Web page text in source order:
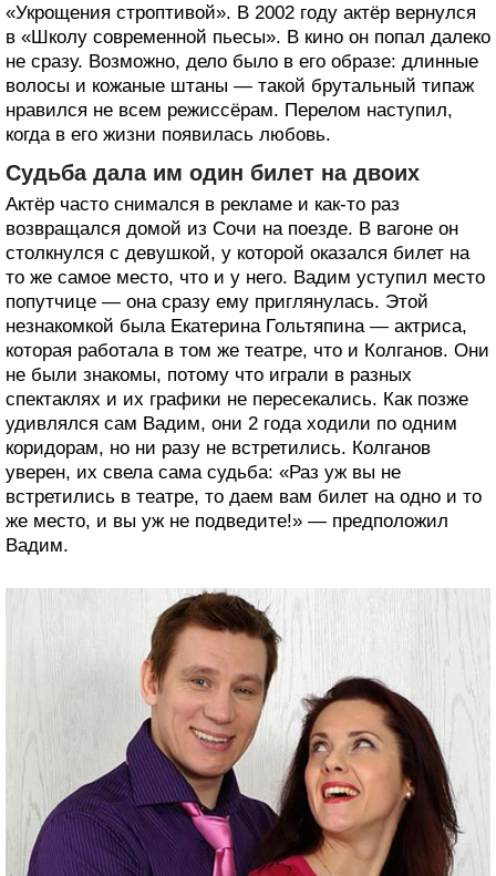
«Укрощения строптивой». В 2002 году актёр вернулся
в «Школу современной пьесы». В кино он попал далеко
не сразу. Возможно, дело было в его образе: длинные
волосы и кожаные штаны — такой брутальный типаж
нравился не всем режиссёрам. Перелом наступил,
когда в его жизни появилась любовь.
Судьба дала им один билет на двоих
Актёр часто снимался в рекламе и как-то раз
возвращался домой из Сочи на поезде. В вагоне он
столкнулся с девушкой, у которой оказался билет на
то же самое место, что и у него. Вадим уступил место
попутчице — она сразу ему приглянулась. Этой
незнакомкой была Екатерина Гольтяпина — актриса,
которая работала в том же театре, что и Колганов. Они
не были знакомы, потому что играли в разных
спектаклях и их графики не пересекались. Как позже
удивлялся сам Вадим, они 2 года ходили по одним
коридорам, но ни разу не встретились. Колганов
уверен, их свела сама судьба: «Раз уж вы не
встретились в театре, то даем вам билет на одно и то
же место, и вы уж не подведите!» — предположил
Вадим.